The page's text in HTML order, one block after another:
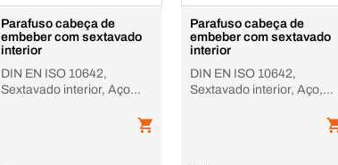
Parafuso cabeça de
embeber com sextavado
interior
DIN EN ISO 10642,
Sextavado interior, Aço
Parafuso cabeça de
embeber com sextavado
interior
DIN EN ISO 10642,
Sextavado interior, Aço,